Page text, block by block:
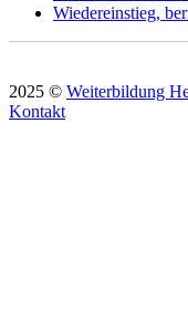
Wiedereinstieg,
2025 © Weiterbildung
Kontakt